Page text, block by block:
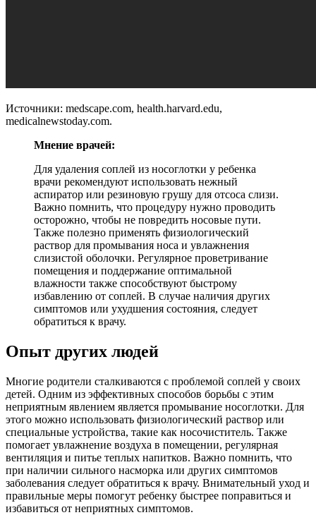
Источники: medscape.com, health.harvard.edu,
medicalnewstoday.com.
Мнение врачей:
Для удаления соплей из носоглотки у ребенка
врачи рекомендуют использовать нежный
аспиратор или резиновую грушу для отсоса слизи.
Важно помнить, что процедуру нужно проводить
осторожно, чтобы не повредить носовые пути.
Также полезно применять физиологический
раствор для промывания носа и увлажнения
слизистой оболочки. Регулярное проветривание
помещения и поддержание оптимальной
влажности также способствуют быстрому
избавлению от соплей. В случае наличия других
симптомов или ухудшения состояния, следует
обратиться к врачу.
Опыт других людей
Многие родители сталкиваются с проблемой соплей у своих
детей. Одним из эффективных способов борьбы с этим
неприятным явлением является промывание носоглотки. Для
этого можно использовать физиологический раствор или
специальные устройства, такие как носочиститель. Также
помогает увлажнение воздуха в помещении, регулярная
вентиляция и питье теплых напитков. Важно помнить, что
при наличии сильного насморка или других симптомов
заболевания следует обратиться к врачу. Внимательный уход и
правильные меры помогут ребенку быстрее поправиться и
избавиться от неприятных симптомов.